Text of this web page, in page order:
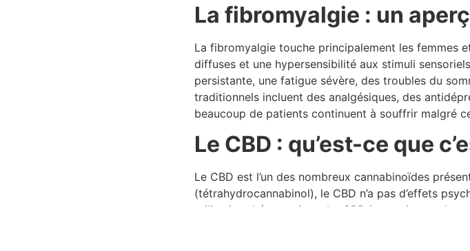
La fibromyalgie : un
La fibromyalgie touche principalement les femmes
diffuses et une hypersensibilité aux stimuli
persistante, une fatigue sévère, des troubles du
traditionnels incluent des analgésiques, des
beaucoup de patients continuent à souffrir malgré
Le CBD : qu’est-ce que
Le CBD est l’un des nombreux cannabinoïdes
(tétrahydrocannabinol), le CBD n’a pas d’effets
utilisation thérapeutique. Le CBD interagit avec le